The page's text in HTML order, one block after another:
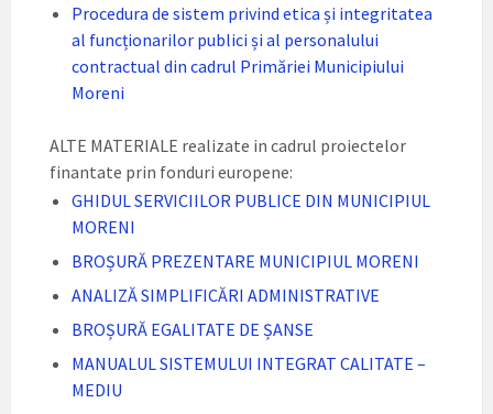
Procedura de sistem privind etica și integritatea
al funcționarilor publici și al personalului
contractual din cadrul Primăriei Municipiului
Moreni
ALTE MATERIALE realizate in cadrul proiectelor
finantate prin fonduri europene:
GHIDUL SERVICIILOR PUBLICE DIN MUNICIPIUL
MORENI
BROȘURĂ PREZENTARE MUNICIPIUL MORENI
ANALIZĂ SIMPLIFICĂRI ADMINISTRATIVE
BROȘURĂ EGALITATE DE ȘANSE
MANUALUL SISTEMULUI INTEGRAT CALITATE –
MEDIU